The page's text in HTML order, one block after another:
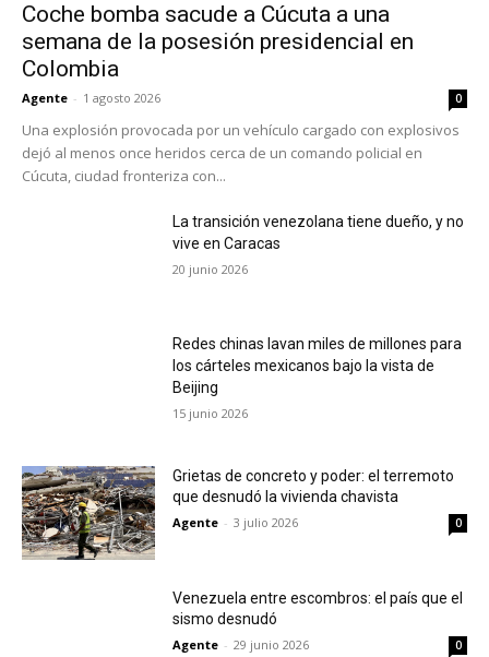
Coche bomba sacude a Cúcuta a una
semana de la posesión presidencial en
Colombia
Agente - 1 agosto 2026 0
Una explosión provocada por un vehículo cargado con explosivos
dejó al menos once heridos cerca de un comando policial en
Cúcuta, ciudad fronteriza con...
La transición venezolana tiene dueño, y no
vive en Caracas
20 junio 2026
Redes chinas lavan miles de millones para
los cárteles mexicanos bajo la vista de
Beijing
15 junio 2026
Grietas de concreto y poder: el terremoto
que desnudó la vivienda chavista
Agente - 3 julio 2026 0
Venezuela entre escombros: el país que el
sismo desnudó
Agente - 29 junio 2026 0